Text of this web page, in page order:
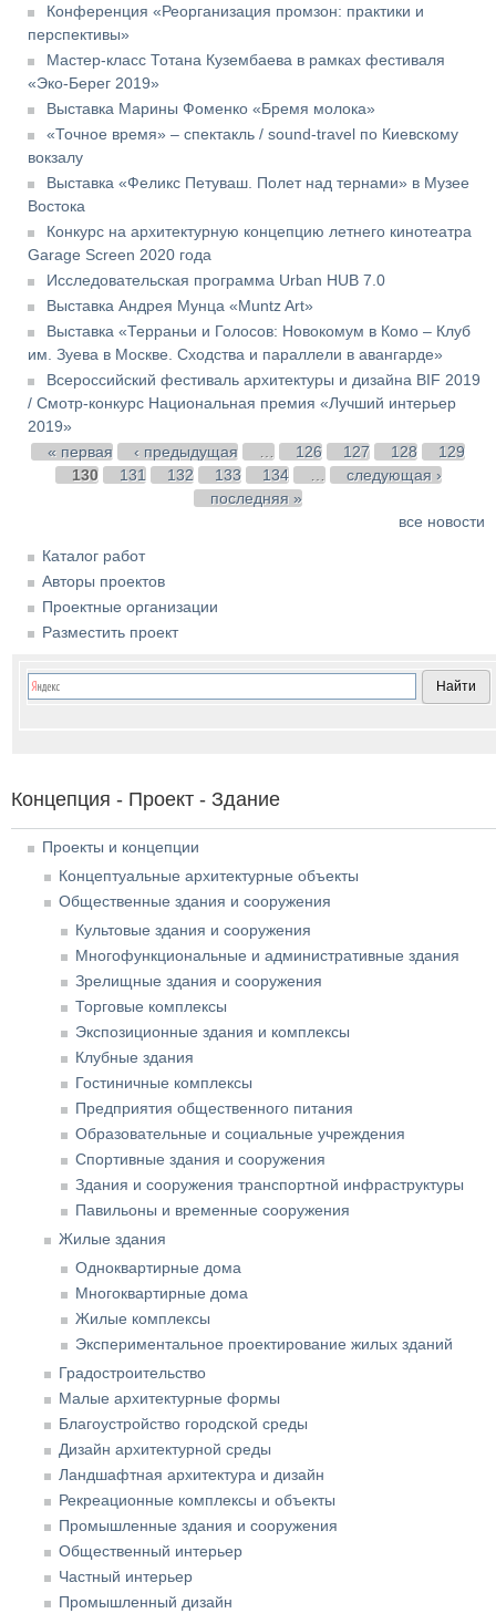
Конференция «Реорганизация промзон: практики и
перспективы»
Мастер-класс Тотана Кузембаева в рамках фестиваля
«Эко-Берег 2019»
Выставка Марины Фоменко «Бремя молока»
«Точное время» – спектакль / sound-travel по Киевскому
вокзалу
Выставка «Феликс Петуваш. Полет над тернами» в Музее
Востока
Конкурс на архитектурную концепцию летнего кинотеатра
Garage Screen 2020 года
Исследовательская программа Urban HUB 7.0
Выставка Андрея Мунца «Muntz Art»
Выставка «Терраньи и Голосов: Новокомум в Комо – Клуб
им. Зуева в Москве. Сходства и параллели в авангарде»
Всероссийский фестиваль архитектуры и дизайна BIF 2019
/ Смотр-конкурс Национальная премия «Лучший интерьер
2019»
Страницы
« первая ‹ предыдущая 126 127 128
129
130
131 132 133 134
следующая ›
последняя »
все новости
Каталог работ
Авторы проектов
Проектные организации
Разместить проект
Концепция - Проект - Здание
Проекты и концепции
Концептуальные архитектурные объекты
Общественные здания и сооружения
Культовые здания и сооружения
Многофункциональные и административные здания
Зрелищные здания и сооружения
Торговые комплексы
Экспозиционные здания и комплексы
Клубные здания
Гостиничные комплексы
Предприятия общественного питания
Образовательные и социальные учреждения
Спортивные здания и сооружения
Здания и сооружения транспортной инфраструктуры
Павильоны и временные сооружения
Жилые здания
Одноквартирные дома
Многоквартирные дома
Жилые комплексы
Экспериментальное проектирование жилых зданий
Градостроительство
Малые архитектурные формы
Благоустройство городской среды
Дизайн архитектурной среды
Ландшафтная архитектура и дизайн
Рекреационные комплексы и объекты
Промышленные здания и сооружения
Общественный интерьер
Частный интерьер
Промышленный дизайн